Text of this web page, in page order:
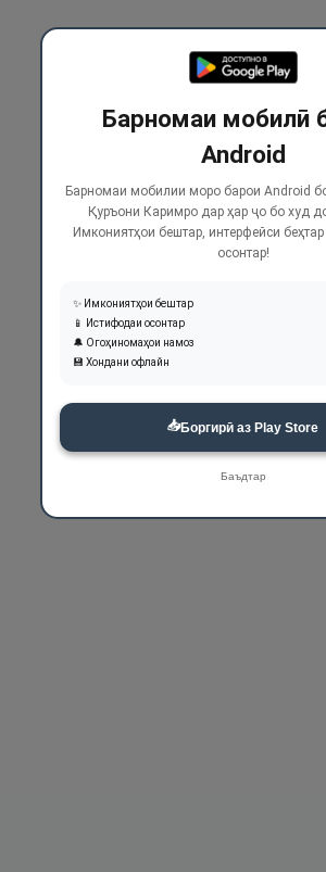
Барномаи мобилӣ
Android
Барномаи мобилии моро барои Android
Қуръони Каримро дар ҳар ҷо бо худ
Имкониятҳои бештар, интерфейси
осонтар!
✨ Имкониятҳои бештар
📱 Истифодаи осонтар
🔔 Огоҳиномаҳои намоз
💾 Хондани офлайн
📥Боргирӣ аз Play Store
Баъдтар